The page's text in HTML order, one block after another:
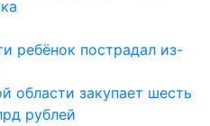
ребёнок пострадал из-